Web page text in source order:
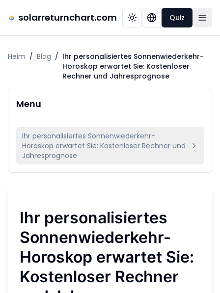
solarreturnchart.com Quiz
Heim / Blog / Ihr personalisiertes Sonnenwiederkehr-
Horoskop erwartet Sie: Kostenloser
Rechner und Jahresprognose
Menu
Ihr personalisiertes Sonnenwiederkehr-
Horoskop erwartet Sie: Kostenloser Rechner und
Jahresprognose
Ihr personalisiertes
Sonnenwiederkehr-
Horoskop erwartet Sie:
Kostenloser Rechner